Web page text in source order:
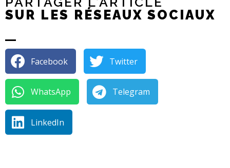
SUR LES RÉSEAUX SOCIAUX
Facebook Twitter
WhatsApp Telegram
LinkedIn